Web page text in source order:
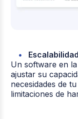
Un software en
ajustar su
necesidades de
limitaciones de